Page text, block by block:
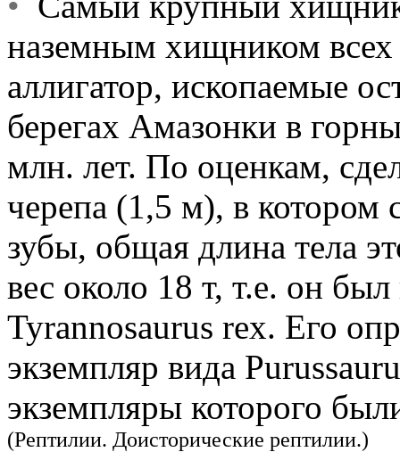
наземным хищником
аллигатор, ископаемые
берегах Амазонки в
млн. лет. По оценкам,
черепа (1,5 м), в котором
зубы, общая длина тела
вес около 18 т, т.е. он
Tyrannosaurus rex. Его
экземпляр вида
экземпляры которого
(Рептилии. Доисторические рептилии.)